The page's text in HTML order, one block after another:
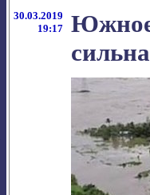
30.03.2019
19:17
Южное